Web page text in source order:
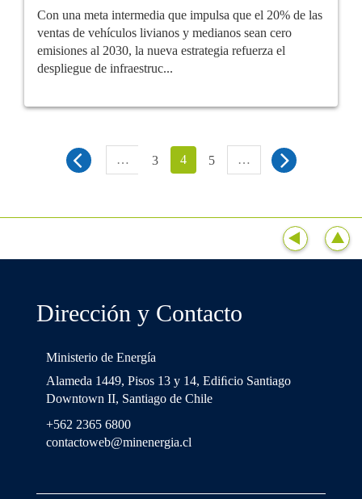
Con una meta intermedia que impulsa que el 20% de las
ventas de vehículos livianos y medianos sean cero
emisiones al 2030, la nueva estrategia refuerza el
despliegue de infraestruc...
… 3 4 5 …
Dirección y Contacto
Ministerio de Energía
Alameda 1449, Pisos 13 y 14, Ediﬁcio Santiago
Downtown II, Santiago de Chile
+562 2365 6800
contactoweb@minenergia.cl